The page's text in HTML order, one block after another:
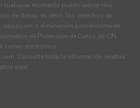
cualquier momento puedo ejercer mis
de datos, es decir, los derechos de
oposición o eliminación poniéndome en
de Protección de Datos de CIN
correo electrónico
. Consulte toda la información relativa
aquí.